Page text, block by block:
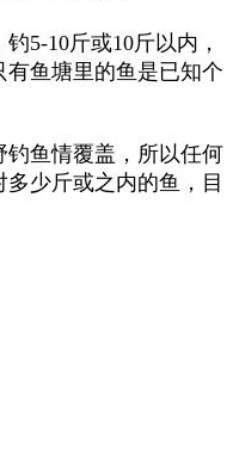
5-10斤或10斤以内，
鱼塘里的鱼是已知个
鱼情覆盖，所以任何
少斤或之内的鱼，目